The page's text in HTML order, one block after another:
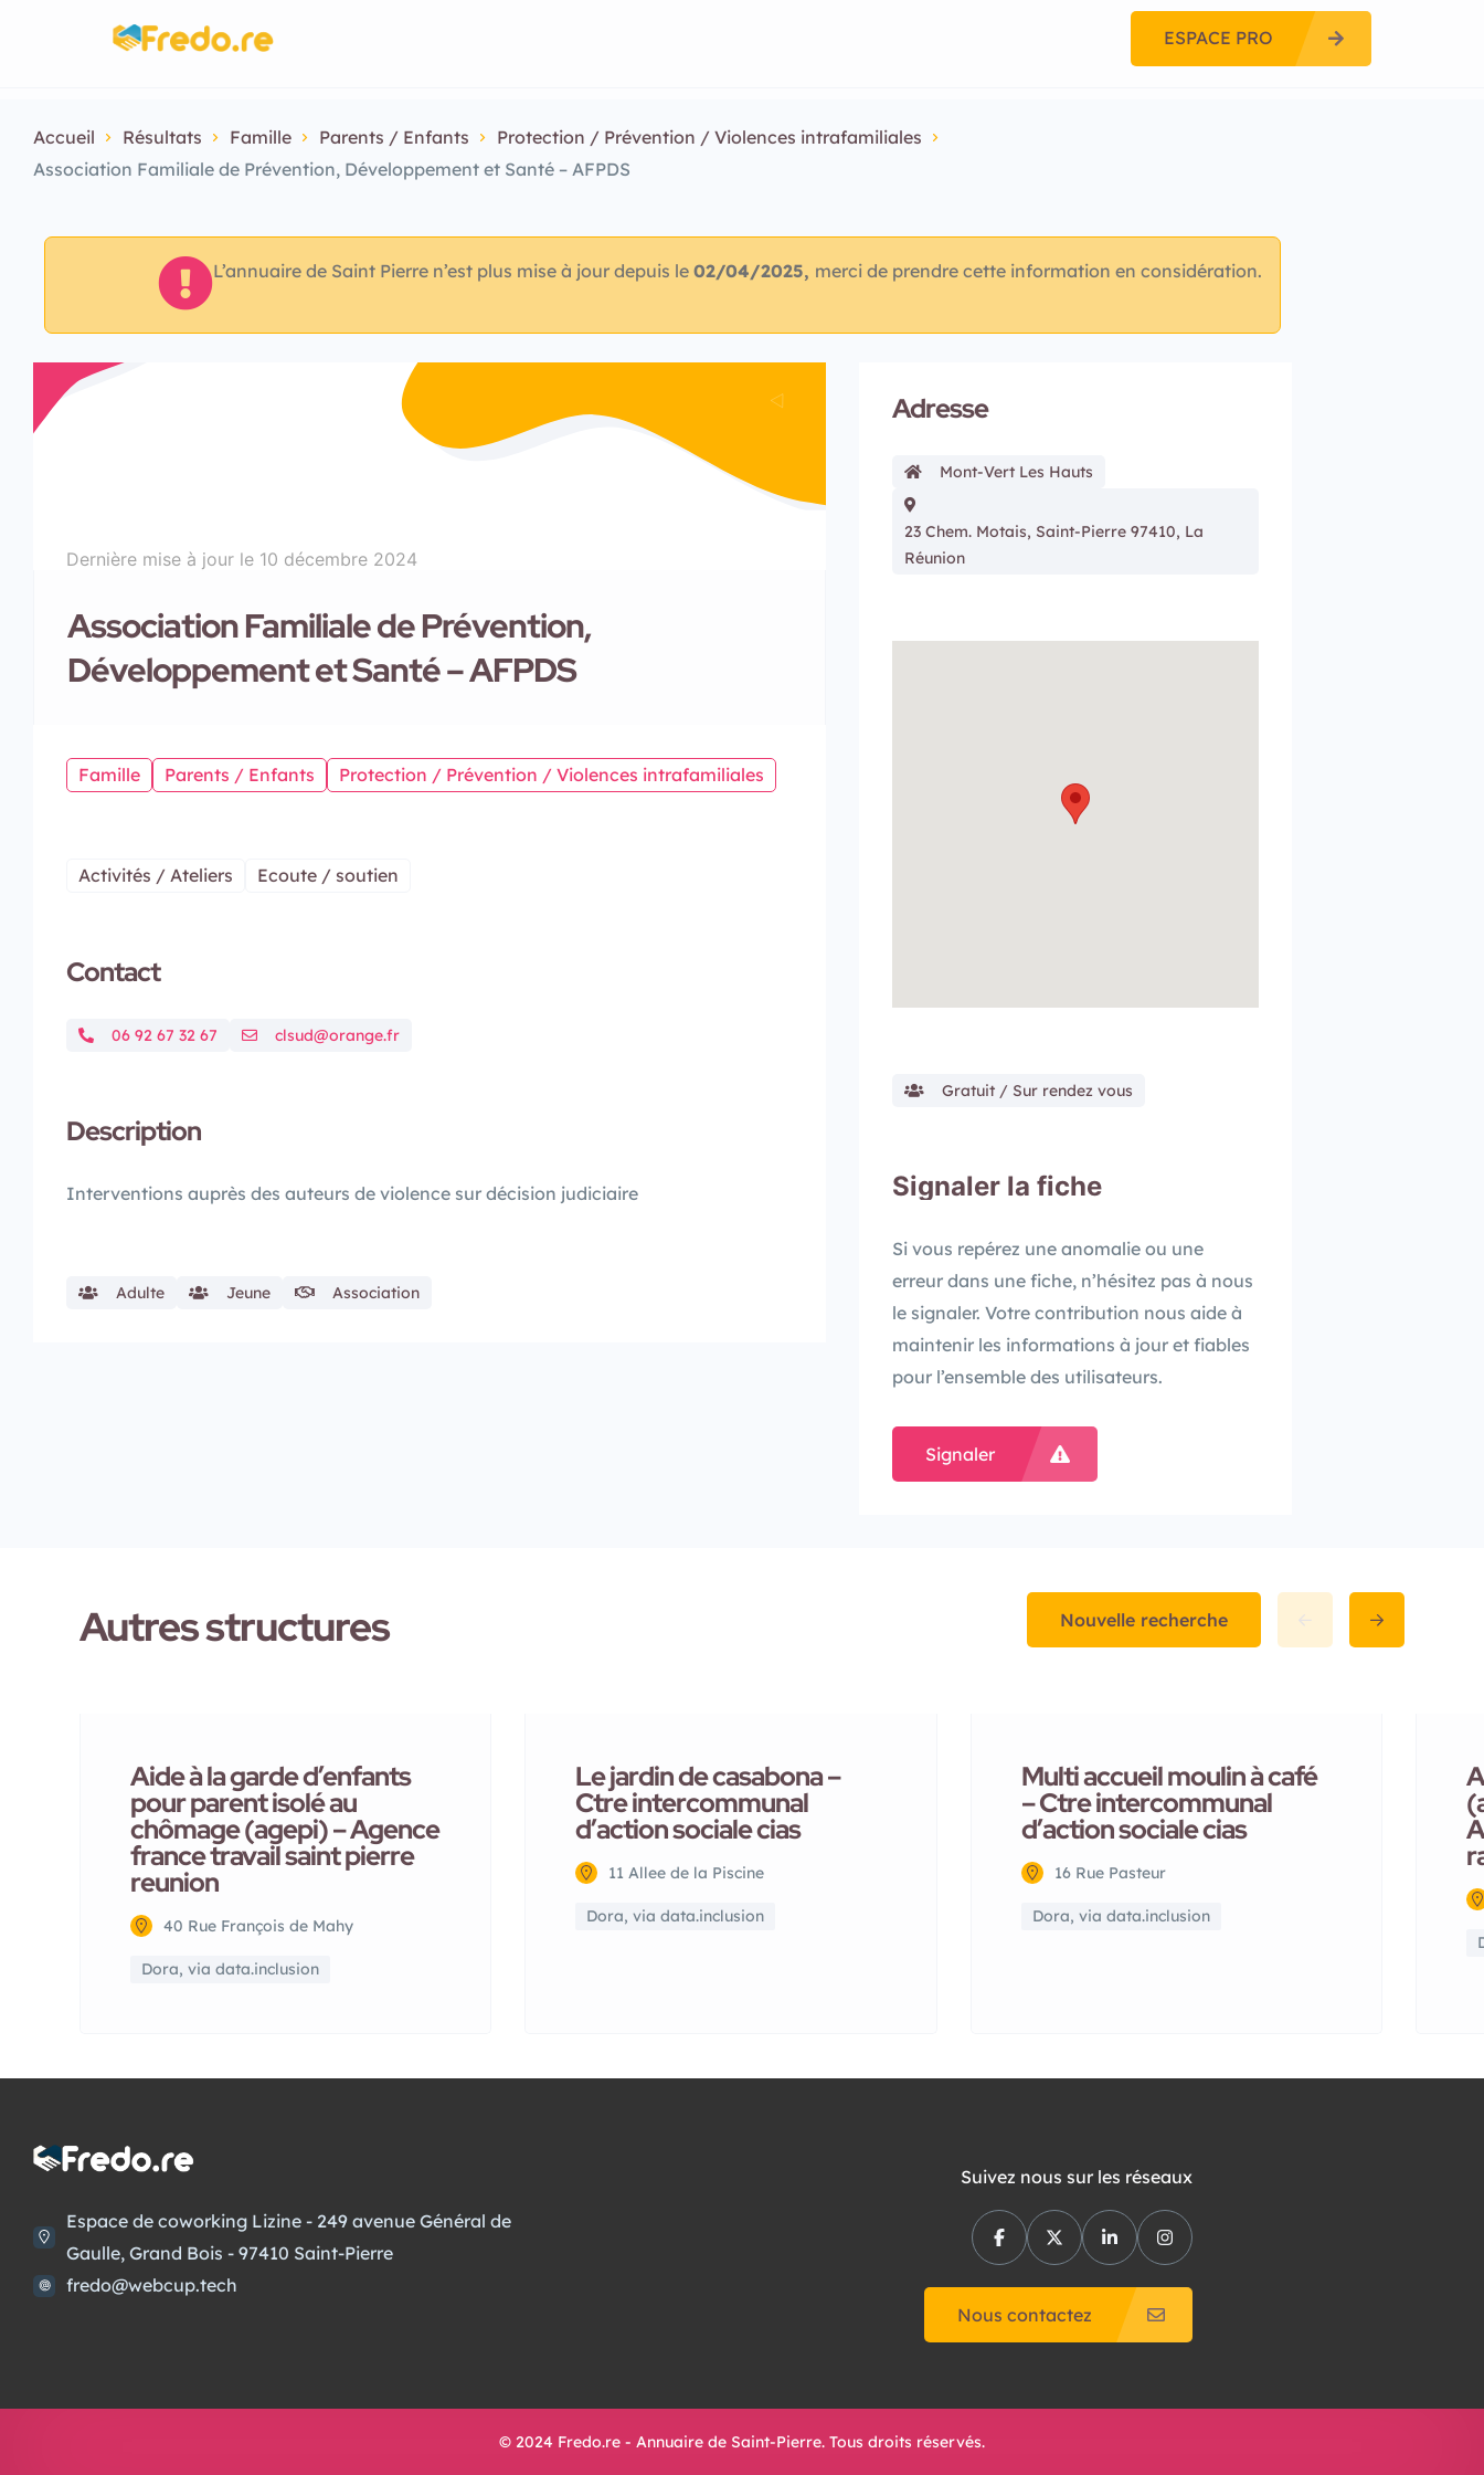
ESPACE PRO
Accueil Résultats Famille Parents / Enfants
Protection / Prévention / Violences intrafamiliales
Association Familiale de Prévention, Développement et Santé – AFPDS
L’annuaire de Saint Pierre n’est plus mise à jour depuis le 02/04/2025, merci de prendre cette information en considération.
Dernière mise à jour le 10 décembre 2024
Association Familiale de Prévention,
Développement et Santé – AFPDS
Famille Parents / Enfants Protection / Prévention / Violences intrafamiliales
Activités / Ateliers Ecoute / soutien
Contact
06 92 67 32 67 clsud@orange.fr
Description
Interventions auprès des auteurs de violence sur décision judiciaire
Adulte Jeune Association
Adresse
Mont-Vert Les Hauts
23 Chem. Motais, Saint-Pierre 97410, La
Réunion
Gratuit / Sur rendez vous
Signaler la fiche
Si vous repérez une anomalie ou une
erreur dans une fiche, n’hésitez pas à nous
le signaler. Votre contribution nous aide à
maintenir les informations à jour et fiables
pour l’ensemble des utilisateurs.
Signaler
Autres structures Nouvelle recherche
Aide à la garde d’enfants
pour parent isolé au
chômage (agepi) – Agence
france travail saint pierre
reunion
40 Rue François de Mahy
Dora, via data.inclusion
Le jardin de casabona –
Ctre intercommunal
d’action sociale cias
11 Allee de la Piscine
Dora, via data.inclusion
Multi accueil moulin à café
– Ctre intercommunal
d’action sociale cias
16 Rue Pasteur
Dora, via data.inclusion
Espace de coworking Lizine - 249 avenue Général de
Gaulle, Grand Bois - 97410 Saint-Pierre
fredo@webcup.tech
Suivez nous sur les réseaux
Nous contactez
© 2024 Fredo.re - Annuaire de Saint-Pierre. Tous droits réservés.